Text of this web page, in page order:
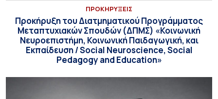
ΠΡΟΚΗΡΥΞΕΙΣ
Προκήρυξη του Διατμηματικού Προγράμματος
Μεταπτυχιακών Σπουδών (ΔΠΜΣ) «Κοινωνική
Νευροεπιστήμη, Κοινωνική Παιδαγωγική, και
Εκπαίδευση / Social Neuroscience, Social
Pedagogy and Education»